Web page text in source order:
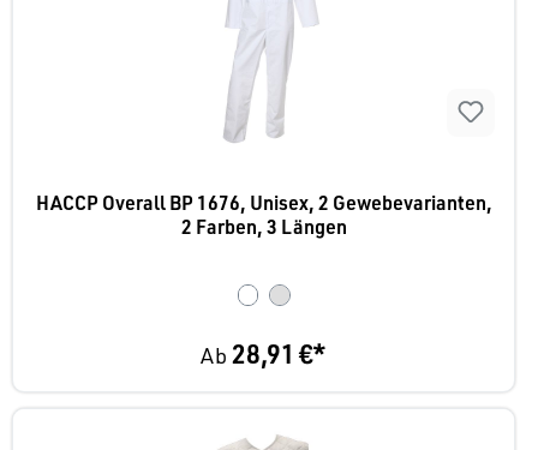
HACCP Overall BP 1676, Unisex, 2 Gewebevarianten,
2 Farben, 3 Längen
Ab28,91 €*